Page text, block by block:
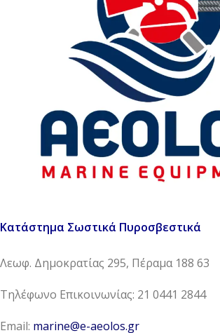
Κατάστημα Σωστικά Πυροσβεστικά
Λεωφ. Δημοκρατίας 295, Πέραμα 188 63
Τηλέφωνο Επικοινωνίας: 21 0441 2844
Email: marine@e-aeolos.gr